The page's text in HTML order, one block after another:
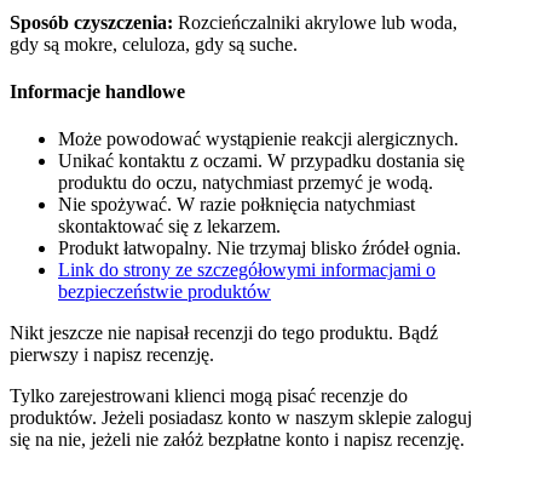
Sposób czyszczenia: Rozcieńczalniki akrylowe lub woda,
gdy są mokre, celuloza, gdy są suche.
Informacje handlowe
Może powodować wystąpienie reakcji alergicznych.
Unikać kontaktu z oczami. W przypadku dostania się
produktu do oczu, natychmiast przemyć je wodą.
Nie spożywać. W razie połknięcia natychmiast
skontaktować się z lekarzem.
Produkt łatwopalny. Nie trzymaj blisko źródeł ognia.
Link do strony ze szczegółowymi informacjami o
bezpieczeństwie produktów
Nikt jeszcze nie napisał recenzji do tego produktu. Bądź
pierwszy i napisz recenzję.
Tylko zarejestrowani klienci mogą pisać recenzje do
produktów. Jeżeli posiadasz konto w naszym sklepie zaloguj
się na nie, jeżeli nie załóż bezpłatne konto i napisz recenzję.